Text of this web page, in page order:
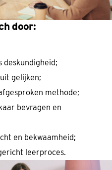
door:
deskundigheid;
gelijken;
methode;
bevragen en
en bekwaamheid;
leerproces.